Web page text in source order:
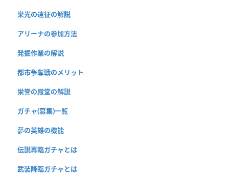
栄光の遠征の解説
アリーナの参加方法
発掘作業の解説
都市争奪戦のメリット
栄誉の殿堂の解説
ガチャ(募集)一覧
夢の英雄の機能
伝説再臨ガチャとは
武装降臨ガチャとは